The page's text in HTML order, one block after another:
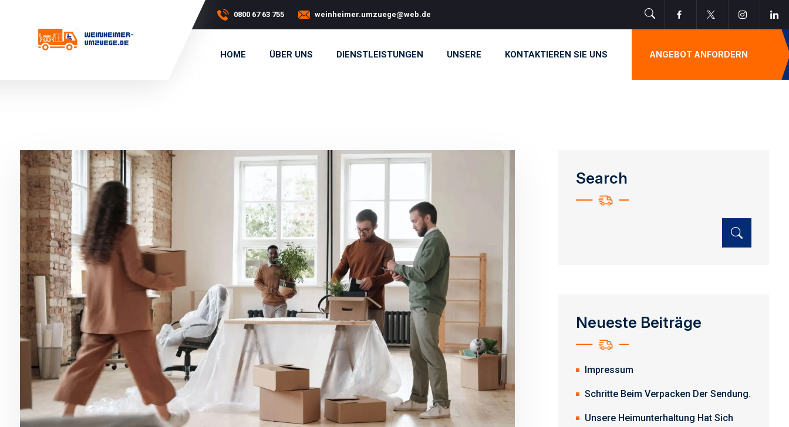
0800 67 63 755 weinheimer.umzuege@web.de
HOME ÜBER UNS DIENSTLEISTUNGEN UNSERE KONTAKTIEREN SIE UNS ANGEBOT ANFORDERN
Search
Neueste Beiträge
Impressum
Schritte Beim Verpacken Der Sendung.
Unsere Heimunterhaltung Hat Sich